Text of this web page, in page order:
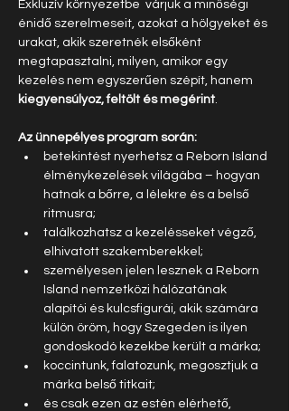
Exkluzív környezetbe  várjuk a minőségi
énidő szerelmeseit, azokat a hölgyeket és
urakat, akik szeretnék elsőként
megtapasztalni, milyen, amikor egy
kezelés nem egyszerűen szépít, hanem
kiegyensúlyoz, feltölt és megérint.
Az ünnepélyes program során:
betekintést nyerhetsz a Reborn Island
élménykezelések világába – hogyan
hatnak a bőrre, a lélekre és a belső
ritmusra;
találkozhatsz a kezelésseket végző,
elhivatott szakemberekkel;
személyesen jelen lesznek a Reborn
Island nemzetközi hálózatának
alapítói és kulcsfigurái, akik számára
külön öröm, hogy Szegeden is ilyen
gondoskodó kezekbe került a márka;
koccintunk, falatozunk, megosztjuk a
márka belső titkait;
és csak ezen az estén elérhető,